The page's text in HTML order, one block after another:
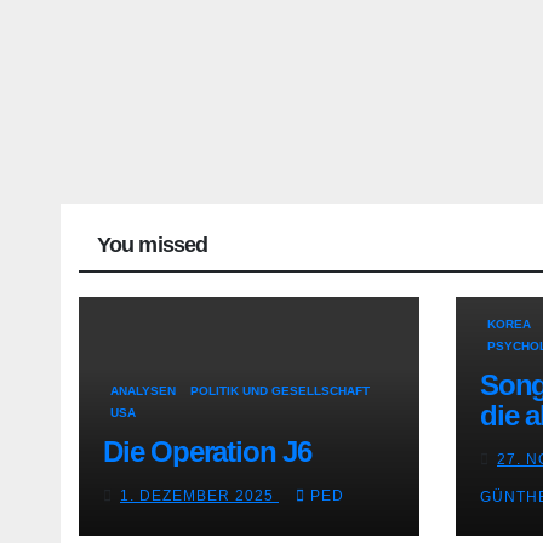
You missed
ANALYSEN
POLITIK UND GESELLSCHAFT
USA
Die Operation J6
1. DEZEMBER 2025 PED
KOREA
die
27.